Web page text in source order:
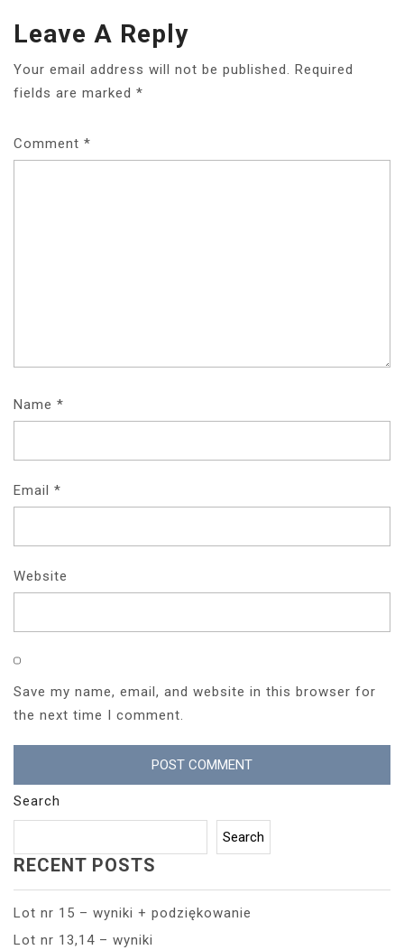
Leave A Reply
Your email address will not be published. Required
fields are marked *
Comment *
Name *
Email *
Website
Save my name, email, and website in this browser for
the next time I comment.
Search
Search
RECENT POSTS
Lot nr 15 – wyniki + podziękowanie
Lot nr 13,14 – wyniki